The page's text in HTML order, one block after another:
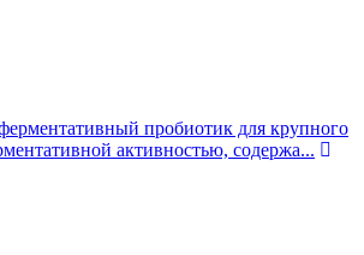
пробиотик для крупного
активностью, содержа...